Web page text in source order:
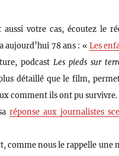
aussi votre cas, écoutez le
aujourd’hui 78 ans : «Les
podcast Les pieds sur
détaillé que le film,
comment ils ont pu survivre.
réponse aux journalistes
comme nous le rappelle une